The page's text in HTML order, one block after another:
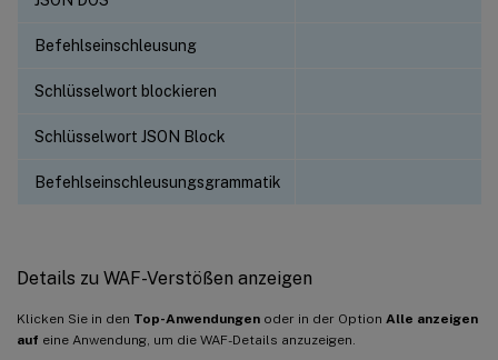
Befehlseinschleusung
Schlüsselwort blockieren
Schlüsselwort JSON Block
Befehlseinschleusungsgrammatik
Details zu WAF-Verstößen anzeigen
Klicken Sie in den Top-Anwendungen oder in der Option Alle anzeigen
auf eine Anwendung, um die WAF-Details anzuzeigen.